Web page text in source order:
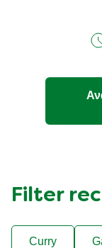
Filter
Curry